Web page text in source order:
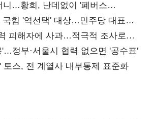
니…황희, 난데없이 '폐버스
국힘 '역선택' 대상…민주당 대표로
피해자에 사과…적극적 조사로
정부·서울시 협력 없으면 '공수표'
토스, 전 계열사 내부통제 표준화